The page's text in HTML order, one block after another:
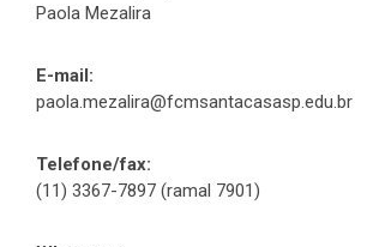
Paola Mezalira
E-mail:
paola.mezalira@fcmsantacasasp.edu.br
Telefone/fax:
(11) 3367-7897 (ramal 7901)